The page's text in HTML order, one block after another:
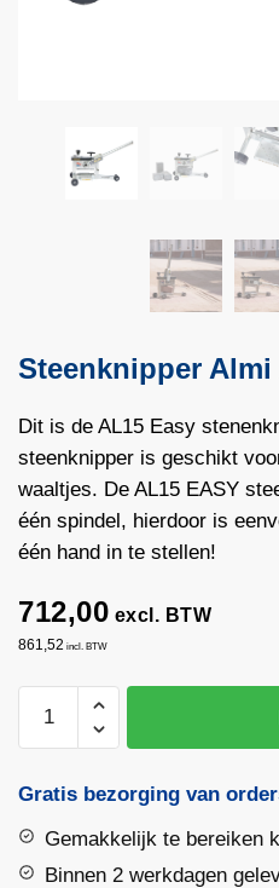
Steenknipper Almi
Dit is de AL15 Easy
steenknipper is geschikt
waaltjes. De AL15 EASY
één spindel, hierdoor is
één hand in te stellen!
712,00 excl. BTW
861,52 incl. BTW
Steenknipper
Almi
Easy
Gratis bezorging van
Gemakkelijk te bereiken
Binnen 2 werkdagen